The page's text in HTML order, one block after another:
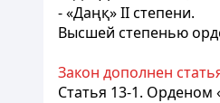
- «Даңқ» II степени.
Высшей степенью
Закон дополнен
Статья 13-1. Орденом